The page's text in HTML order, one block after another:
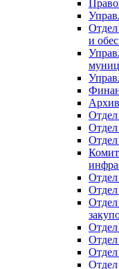
Отдел
и
Отдел
Отдел
Отдел
Отдел